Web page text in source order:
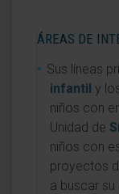
ÁREAS DE
Sus líneas
infantil y
niños con
Unidad de
niños con
proyectos
a buscar su